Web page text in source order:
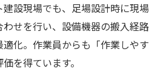
設現場でも、足場設計時に現場
せを行い、設備機器の搬入経路
化。作業員からも「作業しやす
を得ています。